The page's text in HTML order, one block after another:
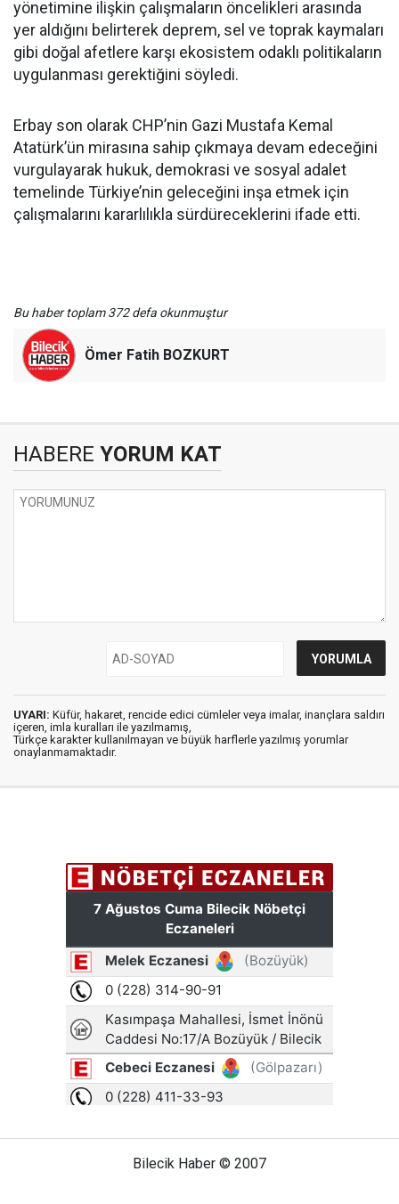
yönetimine ilişkin çalışmaların öncelikleri arasında
yer aldığını belirterek deprem, sel ve toprak kaymaları
gibi doğal afetlere karşı ekosistem odaklı politikaların
uygulanması gerektiğini söyledi.
Erbay son olarak CHP’nin Gazi Mustafa Kemal
Atatürk’ün mirasına sahip çıkmaya devam edeceğini
vurgulayarak hukuk, demokrasi ve sosyal adalet
temelinde Türkiye’nin geleceğini inşa etmek için
çalışmalarını kararlılıkla sürdüreceklerini ifade etti.
Bu haber toplam 372 defa okunmuştur
Ömer Fatih BOZKURT
HABERE YORUM KAT
UYARI: Küfür, hakaret, rencide edici cümleler veya imalar, inançlara saldırı
içeren, imla kuralları ile yazılmamış,
Türkçe karakter kullanılmayan ve büyük harflerle yazılmış yorumlar
onaylanmamaktadır.
Bilecik Haber © 2007